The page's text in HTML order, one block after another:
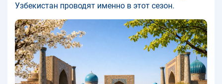
Узбекистан проводят именно в этот сезон.